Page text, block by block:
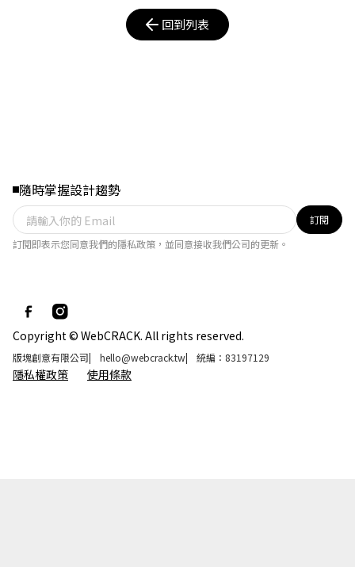
回到列表
隨時掌握設計趨勢
訂閱
訂閱即表示您同意我們的隱私政策，並同意接收我們公司的更新。
Copyright © WebCRACK. All rights reserved.
版塊創意有限公司| hello@webcrack.tw| 統編：83197129
隱私權政策 使用條款